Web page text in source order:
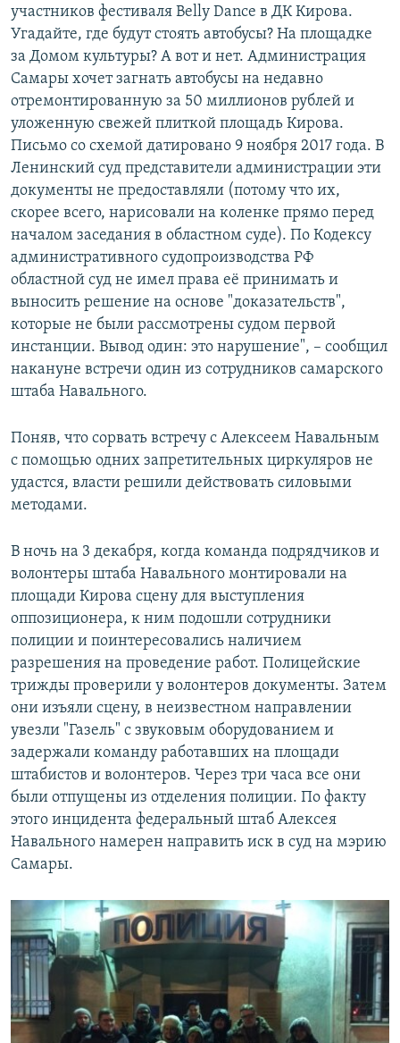
участников фестиваля Belly Dance в ДК Кирова.
Угадайте, где будут стоять автобусы? На площадке
за Домом культуры? А вот и нет. Администрация
Самары хочет загнать автобусы на недавно
отремонтированную за 50 миллионов рублей и
уложенную свежей плиткой площадь Кирова.
Письмо со схемой датировано 9 ноября 2017 года. В
Ленинский суд представители администрации эти
документы не предоставляли (потому что их,
скорее всего, нарисовали на коленке прямо перед
началом заседания в областном суде). По Кодексу
административного судопроизводства РФ
областной суд не имел права её принимать и
выносить решение на основе "доказательств",
которые не были рассмотрены судом первой
инстанции. Вывод один: это нарушение", – сообщил
накануне встречи один из сотрудников самарского
штаба Навального.
Поняв, что сорвать встречу с Алексеем Навальным
с помощью одних запретительных циркуляров не
удастся, власти решили действовать силовыми
методами.
В ночь на 3 декабря, когда команда подрядчиков и
волонтеры штаба Навального монтировали на
площади Кирова сцену для выступления
оппозиционера, к ним подошли сотрудники
полиции и поинтересовались наличием
разрешения на проведение работ. Полицейские
трижды проверили у волонтеров документы. Затем
они изъяли сцену, в неизвестном направлении
увезли "Газель" с звуковым оборудованием и
задержали команду работавших на площади
штабистов и волонтеров. Через три часа все они
были отпущены из отделения полиции. По факту
этого инцидента федеральный штаб Алексея
Навального намерен направить иск в суд на мэрию
Самары.